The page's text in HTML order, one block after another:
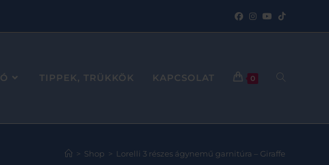
TIPPEK, TRÜKKÖK KAPCSOLAT 0
> Shop > Lorelli 3 részes ágynemű garnitúra – Giraffe